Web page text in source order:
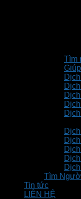
Tìm
Tìm
Tin tức
LIÊN HỆ